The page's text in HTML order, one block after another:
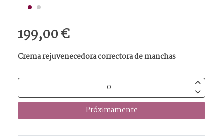
199,00 €
Crema rejuvenecedora correctora de manchas
Próximamente